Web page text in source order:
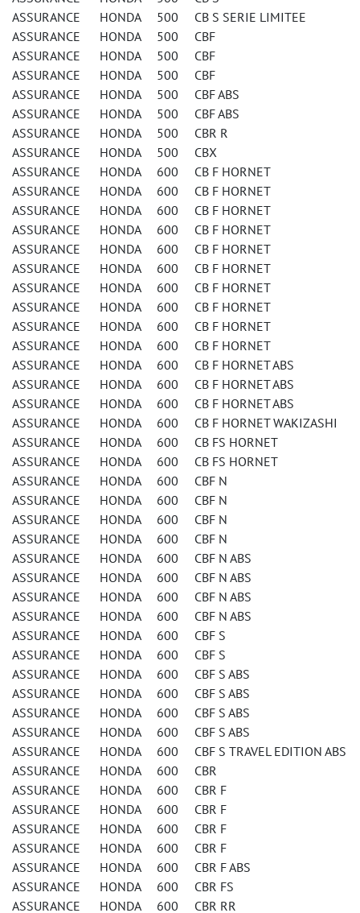
ASSURANCE HONDA 500 CB S SERIE LIMITEE
ASSURANCE HONDA 500 CBF
ASSURANCE HONDA 500 CBF
ASSURANCE HONDA 500 CBF
ASSURANCE HONDA 500 CBF ABS
ASSURANCE HONDA 500 CBF ABS
ASSURANCE HONDA 500 CBR R
ASSURANCE HONDA 500 CBX
ASSURANCE HONDA 600 CB F HORNET
ASSURANCE HONDA 600 CB F HORNET
ASSURANCE HONDA 600 CB F HORNET
ASSURANCE HONDA 600 CB F HORNET
ASSURANCE HONDA 600 CB F HORNET
ASSURANCE HONDA 600 CB F HORNET
ASSURANCE HONDA 600 CB F HORNET
ASSURANCE HONDA 600 CB F HORNET
ASSURANCE HONDA 600 CB F HORNET
ASSURANCE HONDA 600 CB F HORNET
ASSURANCE HONDA 600 CB F HORNET ABS
ASSURANCE HONDA 600 CB F HORNET ABS
ASSURANCE HONDA 600 CB F HORNET ABS
ASSURANCE HONDA 600 CB F HORNET WAKIZASHI
ASSURANCE HONDA 600 CB FS HORNET
ASSURANCE HONDA 600 CB FS HORNET
ASSURANCE HONDA 600 CBF N
ASSURANCE HONDA 600 CBF N
ASSURANCE HONDA 600 CBF N
ASSURANCE HONDA 600 CBF N
ASSURANCE HONDA 600 CBF N ABS
ASSURANCE HONDA 600 CBF N ABS
ASSURANCE HONDA 600 CBF N ABS
ASSURANCE HONDA 600 CBF N ABS
ASSURANCE HONDA 600 CBF S
ASSURANCE HONDA 600 CBF S
ASSURANCE HONDA 600 CBF S ABS
ASSURANCE HONDA 600 CBF S ABS
ASSURANCE HONDA 600 CBF S ABS
ASSURANCE HONDA 600 CBF S ABS
ASSURANCE HONDA 600 CBF S TRAVEL EDITION ABS
ASSURANCE HONDA 600 CBR
ASSURANCE HONDA 600 CBR F
ASSURANCE HONDA 600 CBR F
ASSURANCE HONDA 600 CBR F
ASSURANCE HONDA 600 CBR F
ASSURANCE HONDA 600 CBR F ABS
ASSURANCE HONDA 600 CBR FS
ASSURANCE HONDA 600 CBR RR